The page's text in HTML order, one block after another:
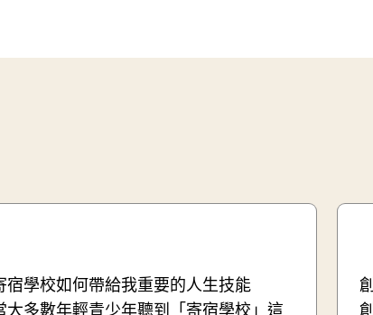
宿學校如何帶給我重要的人生技能
大多數年輕青少年聽到「寄宿學校」這